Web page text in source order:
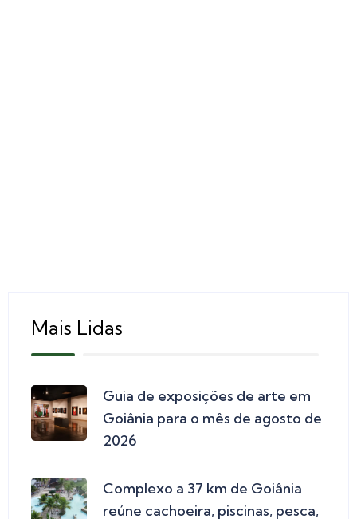
Mais Lidas
Guia de exposições de arte em
Goiânia para o mês de agosto de
2026
Complexo a 37 km de Goiânia
reúne cachoeira, piscinas, pesca,